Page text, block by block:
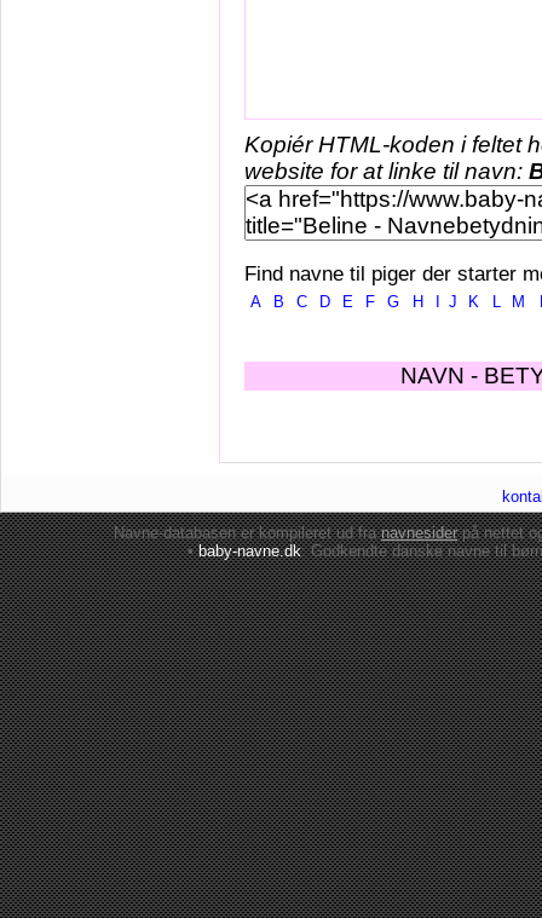
Kopiér HTML-koden i feltet
website for at linke til navn:
Find navne til piger der starter
A B C D E F G H J K L M
NAVN -
Navne-databasen er kompileret ud franavnesiderpå nettet
•baby-navne.dk: Godkendte danskenavne til børn